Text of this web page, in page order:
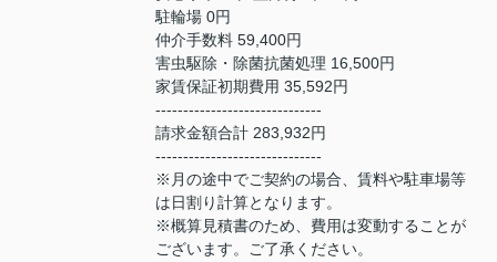
駐輪場 0円
仲介手数料 59,400円
害虫駆除・除菌抗菌処理 16,500円
家賃保証初期費用 35,592円
------------------------------
請求金額合計 283,932円
------------------------------
※月の途中でご契約の場合、賃料や駐車場等
は日割り計算となります。
※概算見積書のため、費用は変動することが
ございます。ご了承ください。